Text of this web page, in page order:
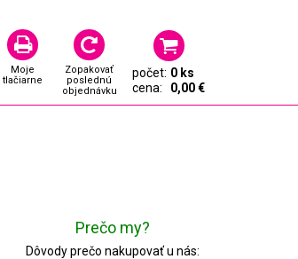
Moje
tlačiarne
Zopakovať
poslednú
objednávku
počet: 0 ks
cena:
0,00 €
Prečo my?
Dôvody prečo nakupovať u nás: